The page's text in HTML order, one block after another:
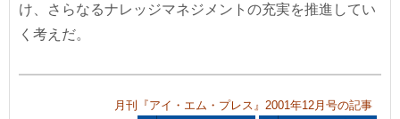
け、さらなるナレッジマネジメントの充実を推進してい
く考えだ。
月刊『アイ・エム・プレス』2001年12月号の記事